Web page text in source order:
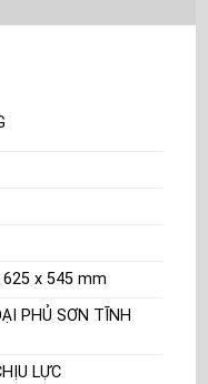
625 x 545 mm
PHỦ SƠN TĨNH
LỰC